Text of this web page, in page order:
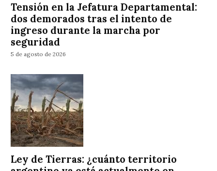
Tensión en la Jefatura Departamental:
dos demorados tras el intento de
ingreso durante la marcha por
seguridad
5 de agosto de 2026
Ley de Tierras: ¿cuánto territorio